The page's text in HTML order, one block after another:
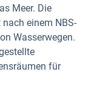
Meer. Die
einem NBS-
Wasserwegen.
für